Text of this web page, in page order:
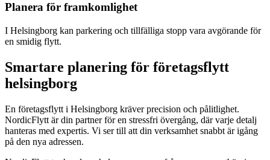
Planera för framkomlighet
I Helsingborg kan parkering och tillfälliga stopp vara avgörande för
en smidig flytt.
Smartare planering för företagsflytt
helsingborg
En företagsflytt i Helsingborg kräver precision och pålitlighet.
NordicFlytt är din partner för en stressfri övergång, där varje detalj
hanteras med expertis. Vi ser till att din verksamhet snabbt är igång
på den nya adressen.